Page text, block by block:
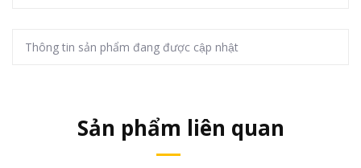
Thông tin sản phẩm đang được cập nhật
Sản phẩm liên quan